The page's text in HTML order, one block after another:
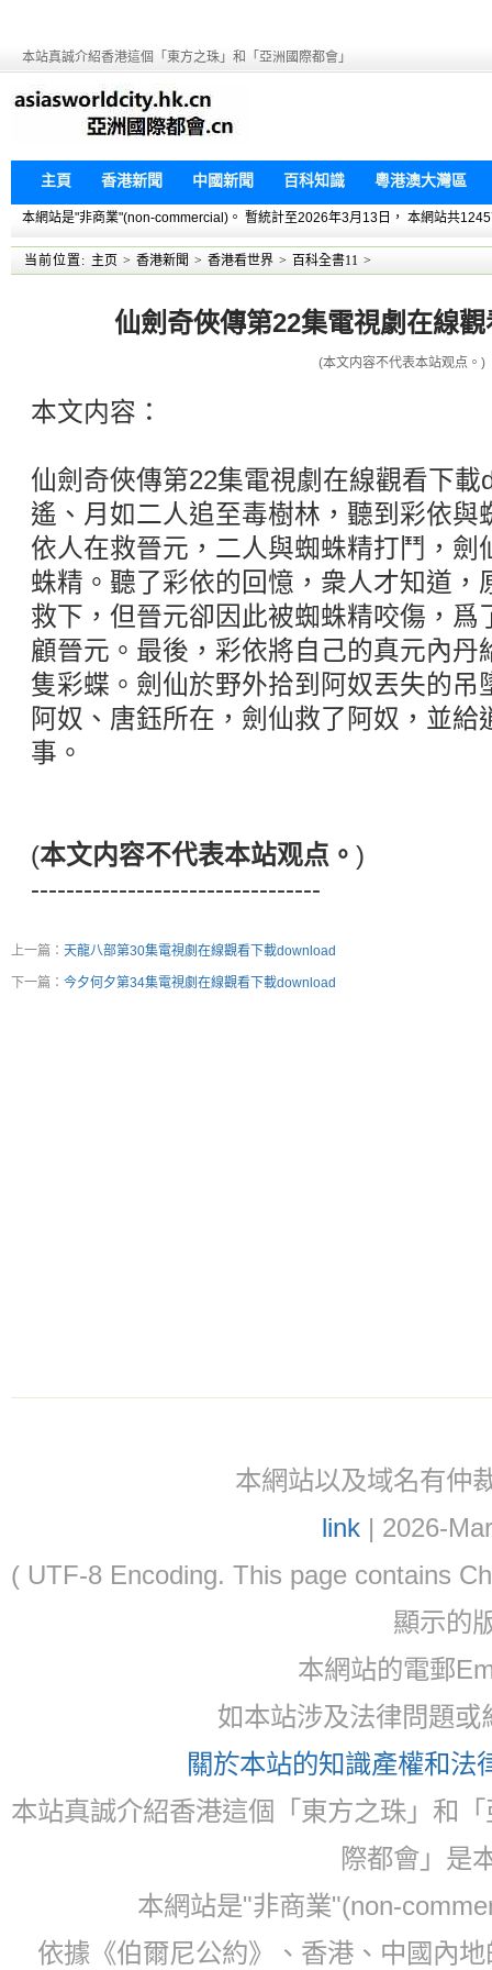
本站真誠介紹香港這個「東方之珠」和「亞洲國際都會」
主頁 香港新聞 中國新聞 百科知識 粵港澳大灣區
本網站是"非商業"(non-commercial)。 暫統計至2026年3月13日， 本網站共
当前位置: 主页 > 香港新聞 > 香港看世界 > 百科全書11 >
仙劍奇俠傳第22集電視劇在線
(本文内容不代表本站观点。)
本文内容：
仙劍奇俠傳第22集電視劇在線觀看下載
遙、月如二人追至毒樹林，聽到彩依與
依人在救晉元，二人與蜘蛛精打鬥，劍
蛛精。聽了彩依的回憶，衆人才知道，
救下，但晉元卻因此被蜘蛛精咬傷，爲
顧晉元。最後，彩依將自己的真元內丹
隻彩蝶。劍仙於野外拾到阿奴丟失的吊
阿奴、唐鈺所在，劍仙救了阿奴，並
事。
(本文内容不代表本站观点。 )
---------------------------------
上一篇： 天龍八部第30集電視劇在線觀看下載download
下一篇： 今夕何夕第34集電視劇在線觀看下載download
本網站以及域名有仲
link| 2026-
( UTF-8 Encoding. This page contains
顯示的
本網站的電郵
如本站涉及法律問題
關於本站的知識產權和法
本站真誠介紹香港這個「東方之珠」和
際都會」是
本網站是"非商業"(non-
依據《伯爾尼公約》、香港、中國內